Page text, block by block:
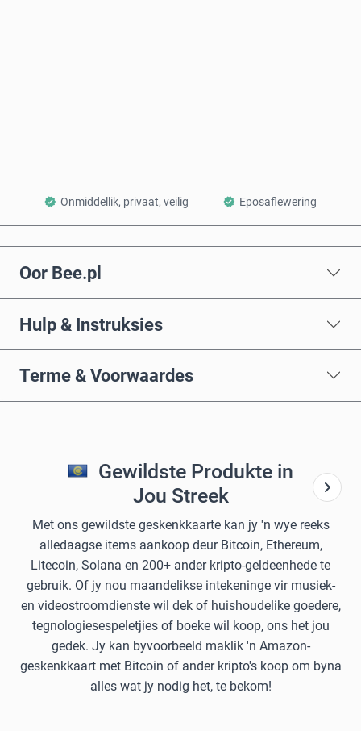
Onmiddellik, privaat, veilig Eposaflewering
Oor Bee.pl
Hulp & Instruksies
Terme & Voorwaardes
Gewildste Produkte in
Jou Streek
Met ons gewildste geskenkkaarte kan jy 'n wye reeks
alledaagse items aankoop deur Bitcoin, Ethereum,
Litecoin, Solana en 200+ ander kripto-geldeenhede te
gebruik. Of jy nou maandelikse intekeninge vir musiek-
en videostroomdienste wil dek of huishoudelike goedere,
tegnologiesespeletjies of boeke wil koop, ons het jou
gedek. Jy kan byvoorbeeld maklik 'n Amazon-
geskenkkaart met Bitcoin of ander kripto's koop om byna
alles wat jy nodig het, te bekom!